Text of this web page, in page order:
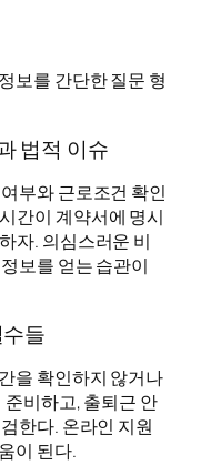
보를 간단한 질문 형
법적 이슈
부와 근로조건 확인
간이 계약서에 명시
자. 의심스러운 비
보를 얻는 습관이
들
을 확인하지 않거나
비하고, 출퇴근 안
한다. 온라인 지원
이 된다.